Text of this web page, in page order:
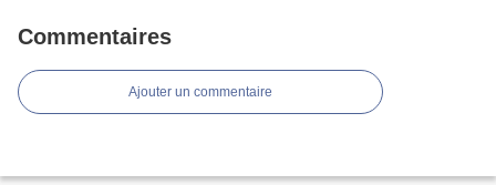
Commentaires
Ajouter un commentaire